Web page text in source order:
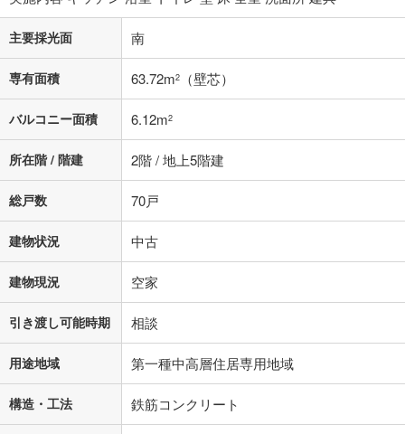
主要採光面 南
専有面積 63.72m2 （壁芯）
バルコニー面積 6.12m2
所在階 / 階建 2階 / 地上5階建
総戸数 70戸
建物状況 中古
建物現況 空家
引き渡し可能時期 相談
用途地域 第一種中高層住居専用地域
構造・工法 鉄筋コンクリート